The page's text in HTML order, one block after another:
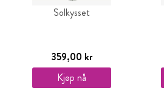
Solkysset
359,00 kr
Kjøp nå